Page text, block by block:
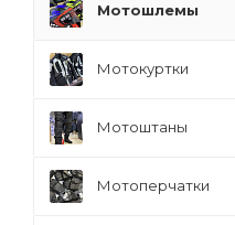
Мотошлемы
Мотокуртки
Мотоштаны
Мотоперчатки